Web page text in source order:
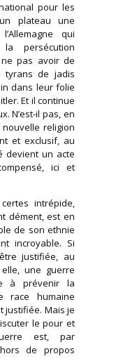
pour les
plateau une
qui
persécution
pas avoir de
tyrans de jadis
dans leur folie
Et il continue
N’est-il pas, en
religion
et exclusif, au
devient un acte
ici et
intrépide,
dément, est en
de son ethnie
incroyable. Si
justifiée, au
une guerre
à prévenir la
race humaine
justifiée. Mais je
le pour et
est, par
de propos